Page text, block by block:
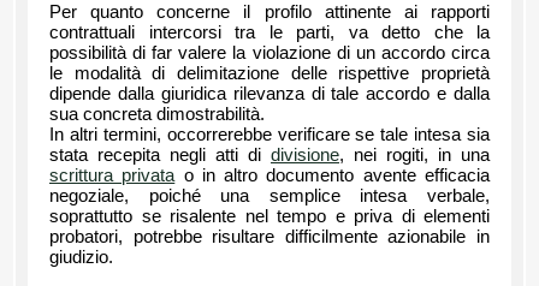
Per quanto concerne il profilo attinente ai rapporti
contrattuali intercorsi tra le parti, va detto che la
possibilità di far valere la violazione di un accordo circa
le modalità di delimitazione delle rispettive proprietà
dipende dalla giuridica rilevanza di tale accordo e dalla
sua concreta dimostrabilità.
In altri termini, occorrerebbe verificare se tale intesa sia
stata recepita negli atti di divisione, nei rogiti, in una
scrittura privata o in altro documento avente efficacia
negoziale, poiché una semplice intesa verbale,
soprattutto se risalente nel tempo e priva di elementi
probatori, potrebbe risultare difficilmente azionabile in
giudizio.